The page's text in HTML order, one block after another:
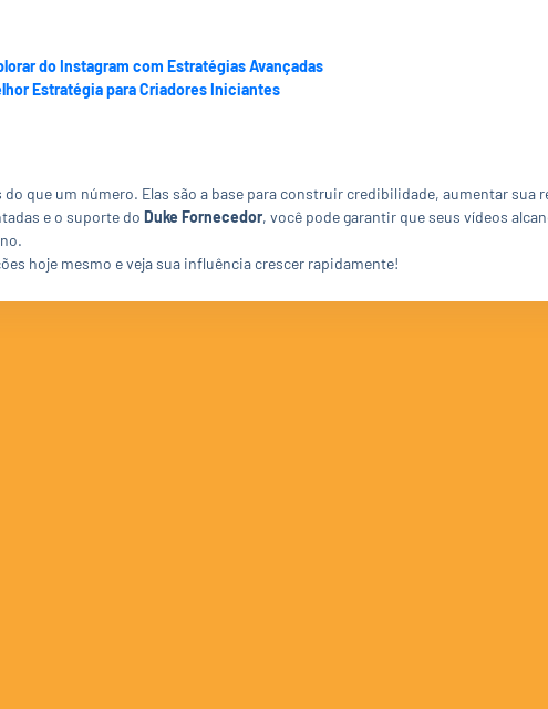
do Instagram com Estratégias Avançadas
Estratégia para Criadores Iniciantes
que um número. Elas são a base para construir credibilidade, aumentar sua
e o suporte do Duke Fornecedor, você pode garantir que seus vídeos
hoje mesmo e veja sua influência crescer rapidamente!